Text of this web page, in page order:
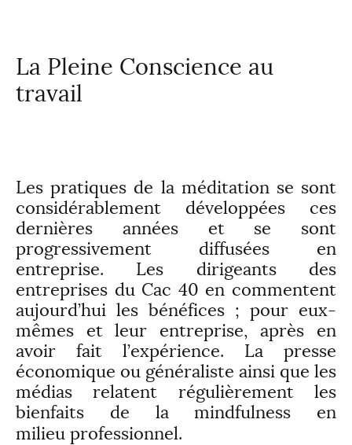
La Pleine Conscience au
travail
Les pratiques de la méditation se sont
considérablement développées ces
dernières années et se sont
progressivement diffusées en
entreprise. Les dirigeants des
entreprises du Cac 40 en commentent
aujourd’hui les bénéfices ; pour eux-
mêmes et leur entreprise, après en
avoir fait l’expérience. La presse
économique ou généraliste ainsi que les
médias relatent régulièrement les
bienfaits de la mindfulness en
milieu professionnel.